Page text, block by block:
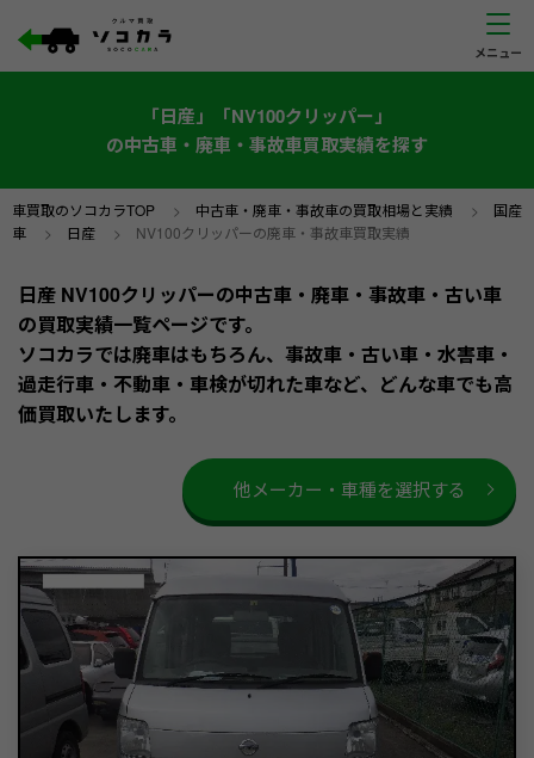
「日産」「NV100クリッパー」
の中古車・廃車・事故車買取実績を探す
車買取のソコカラTOP > 中古車・廃車・事故車の買取相場と実績 > 国産
車 > 日産 > NV100クリッパーの廃車・事故車買取実績
日産 NV100クリッパーの中古車・廃車・事故車・古い車
の買取実績一覧ページです。
ソコカラでは廃車はもちろん、事故車・古い車・水害車・
過走行車・不動車・車検が切れた車など、どんな車でも高
価買取いたします。
他メーカー・車種を選択する